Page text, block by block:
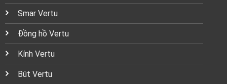
Smar Vertu
Đồng hồ Vertu
Kính Vertu
Bút Vertu